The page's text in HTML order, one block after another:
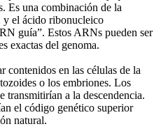
Es una combinación de la
el ácido ribonucleico
guía”. Estos ARNs pueden ser
exactas del genoma.
contenidos en las células de la
o los embriones. Los
transmitirían a la descendencia.
el código genético superior
natural.